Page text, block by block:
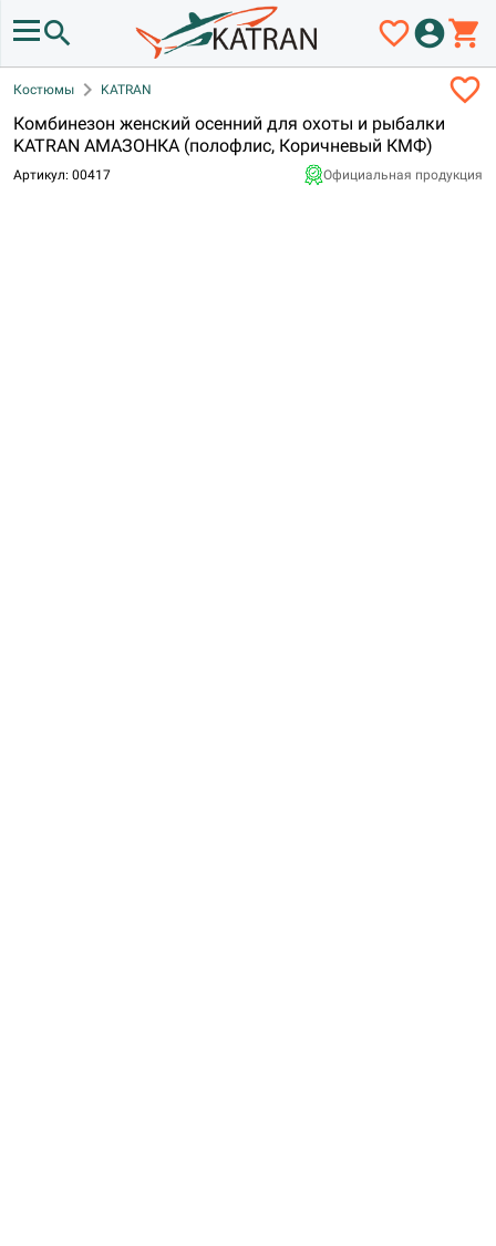
search favorite_borderaccount_circleshopping_cart
Костюмы chevron_right KATRAN favorite_border
Комбинезон женский осенний для охоты и рыбалки
KATRAN АМАЗОНКА (полофлис, Коричневый КМФ)
Артикул: 00417 Официальная продукция